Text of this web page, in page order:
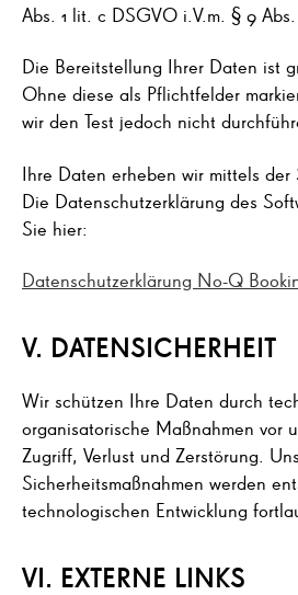
Abs. 1 lit. c DSGVO i.V.m. § 9 Abs.
Die Bereitstellung Ihrer Daten ist
Ohne diese als Pflichtfelder
wir den Test jedoch nicht
Ihre Daten erheben wir mittels der
Die Datenschutzerklärung des
Sie hier:
Datenschutzerklärung No-Q
V. DATENSICHERHEIT
Wir schützen Ihre Daten durch
organisatorische Maßnahmen vor
Zugriff, Verlust und Zerstörung.
Sicherheitsmaßnahmen werden
technologischen Entwicklung
VI. EXTERNE LINKS